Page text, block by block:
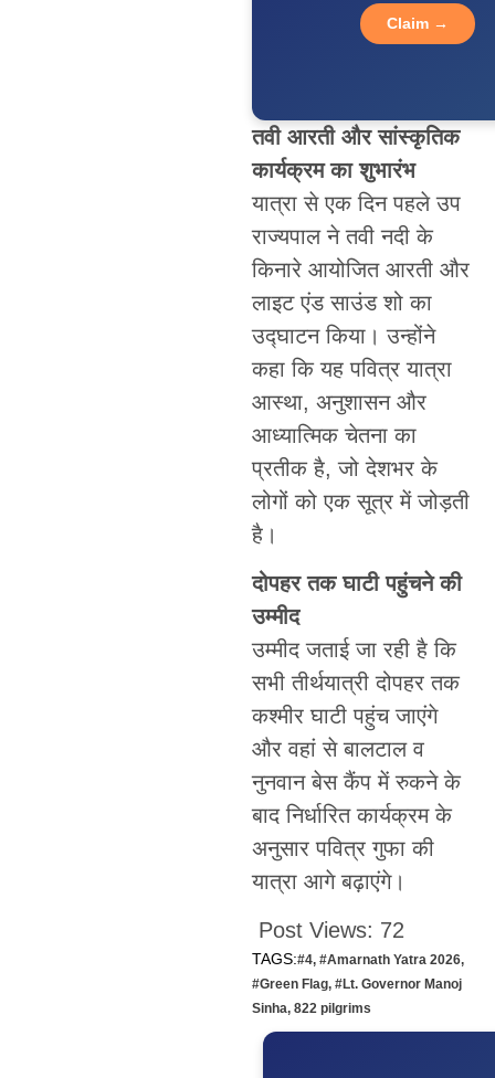
Claim →
तवी आरती और सांस्कृतिक
कार्यक्रम का शुभारंभ
यात्रा से एक दिन पहले उप
राज्यपाल ने तवी नदी के
किनारे आयोजित आरती और
लाइट एंड साउंड शो का
उद्घाटन किया। उन्होंने
कहा कि यह पवित्र यात्रा
आस्था, अनुशासन और
आध्यात्मिक चेतना का
प्रतीक है, जो देशभर के
लोगों को एक सूत्र में जोड़ती
है।
दोपहर तक घाटी पहुंचने की
उम्मीद
उम्मीद जताई जा रही है कि
सभी तीर्थयात्री दोपहर तक
कश्मीर घाटी पहुंच जाएंगे
और वहां से बालटाल व
नुनवान बेस कैंप में रुकने के
बाद निर्धारित कार्यक्रम के
अनुसार पवित्र गुफा की
यात्रा आगे बढ़ाएंगे।
Post Views: 72
TAGS:#4, #Amarnath Yatra 2026,
#Green Flag, #Lt. Governor Manoj
Sinha, 822 pilgrims